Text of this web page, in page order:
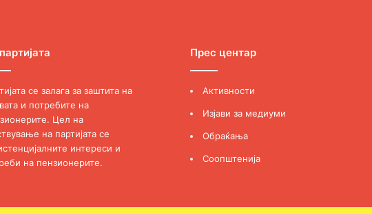
се залага за заштита на
и потребите на
Цел на
на партијата се
интереси и
на пензионерите.
Прес центар
Активности
Изјави за медиуми
Обраќања
Соопштенија